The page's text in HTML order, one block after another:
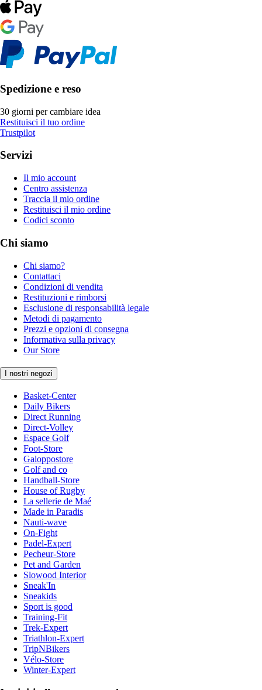
Spedizione e reso
30 giorni per cambiare idea
Restituisci il tuo ordine
Trustpilot
Servizi
Il mio account
Centro assistenza
Traccia il mio ordine
Restituisci il mio ordine
Codici sconto
Chi siamo
Chi siamo?
Contattaci
Condizioni di vendita
Restituzioni e rimborsi
Esclusione di responsabilità legale
Metodi di pagamento
Prezzi e opzioni di consegna
Informativa sulla privacy
Our Store
I nostri negozi
Basket-Center
Daily Bikers
Direct Running
Direct-Volley
Espace Golf
Foot-Store
Galoppostore
Golf and co
Handball-Store
House of Rugby
La sellerie de Maé
Made in Paradis
Nauti-wave
On-Fight
Padel-Expert
Pecheur-Store
Pet and Garden
Slowood Interior
Sneak'In
Sneakids
Sport is good
Training-Fit
Trek-Expert
Triathlon-Expert
TripNBikers
Vélo-Store
Winter-Expert